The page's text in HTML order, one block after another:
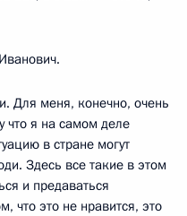
Для меня, конечно, очень
что я на самом деле
в стране могут
Здесь все такие в этом
и предаваться
что это не нравится, это